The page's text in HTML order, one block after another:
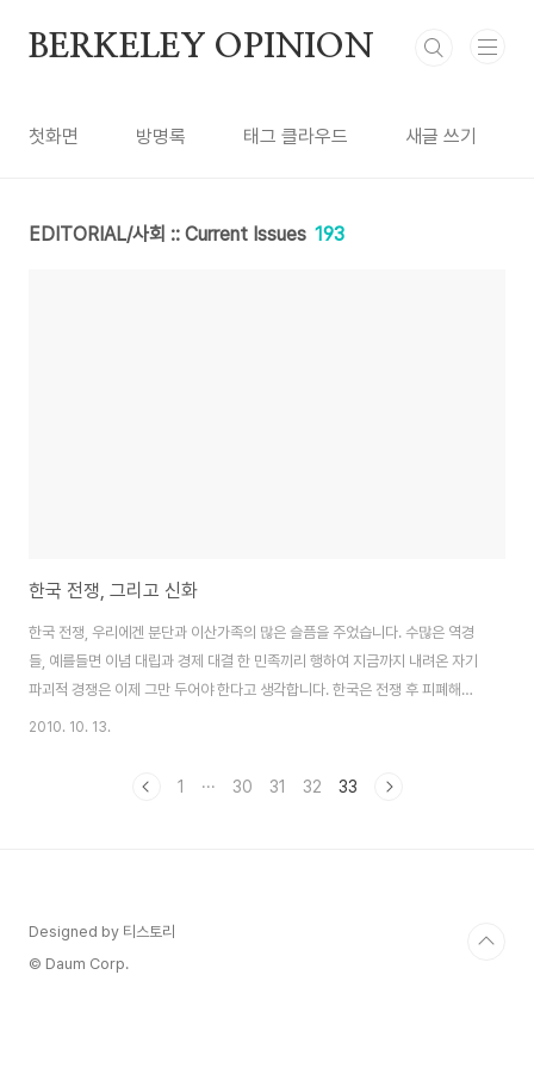
BERKELEY OPINION
첫화면 방명록 태그 클라우드 새글 쓰기
EDITORIAL/사회 :: Current Issues 193
한국 전쟁, 그리고 신화
한국 전쟁, 우리에겐 분단과 이산가족의 많은 슬픔을 주었습니다. 수많은 역경
들, 예를들면 이념 대립과 경제 대결 한 민족끼리 행하여 지금까지 내려온 자기
파괴적 경쟁은 이제 그만 두어야 한다고 생각합니다. 한국은 전쟁 후 피폐해진
나라를 "잘 살아보자" 라는 신념 아래 지금까지 눈부신 발전을 이루어 왔지만,
치하여 있고, 위로는 같은 민족의 나라가 길을 막고 있어, 섬 아닌 반섬의 나라.
2010. 10. 13.
1 ··· 30 31 32 33
Designed by 티스토리
© Daum Corp.